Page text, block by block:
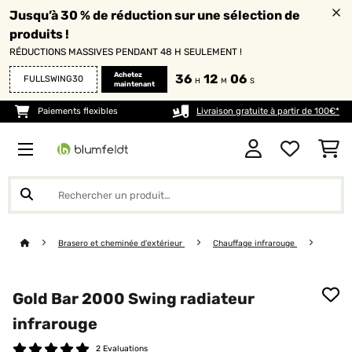
Jusqu’à 30 % de réduction sur une sélection de
produits !
RÉDUCTIONS MASSIVES PENDANT 48 H SEULEMENT !
FULLSWING30
Achetez
maintenant
36 H 12 M 06 S
Paiements flexibles Livraison gratuite à partir de 100€*
Brasero et cheminée d'extérieur Chauffage infrarouge
Gold Bar 2000 Swing radiateur
infrarouge
2 Evaluations